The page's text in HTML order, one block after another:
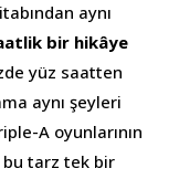
aynı
bir hikâye
yüz saatten
aynı şeyleri
A oyunlarının
bu tarz tek bir